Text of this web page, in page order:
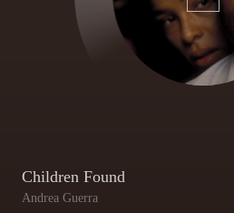
Children Found
Andrea Guerra